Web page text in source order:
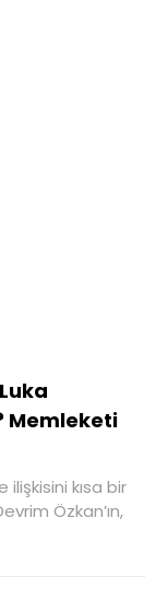
Memleketi
kısa bir
Özkan’ın,